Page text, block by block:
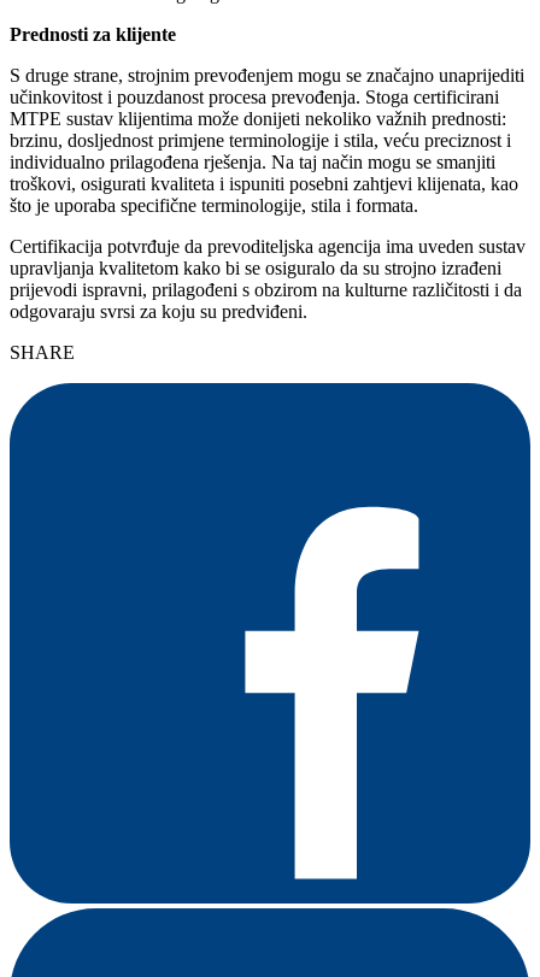
Prednosti za klijente
S druge strane, strojnim prevođenjem mogu se značajno unaprijediti
učinkovitost i pouzdanost procesa prevođenja. Stoga certificirani
MTPE sustav klijentima može donijeti nekoliko važnih prednosti:
brzinu, dosljednost primjene terminologije i stila, veću preciznost i
individualno prilagođena rješenja. Na taj način mogu se smanjiti
troškovi, osigurati kvaliteta i ispuniti posebni zahtjevi klijenata, kao
što je uporaba specifične terminologije, stila i formata.
Certifikacija potvrđuje da prevoditeljska agencija ima uveden sustav
upravljanja kvalitetom kako bi se osiguralo da su strojno izrađeni
prijevodi ispravni, prilagođeni s obzirom na kulturne različitosti i da
odgovaraju svrsi za koju su predviđeni.
SHARE